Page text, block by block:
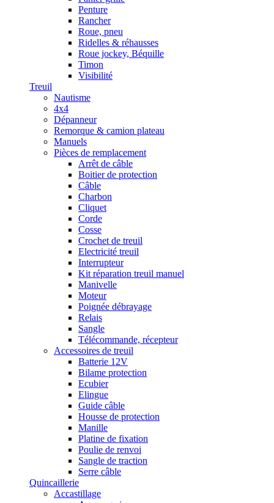
Penture
Rancher
Roue, pneu
Ridelles & réhausses
Roue jockey, Béquille
Timon
Visibilité
Treuil
Nautisme
4x4
Dépanneur
Remorque & camion plateau
Manuels
Pièces de remplacement
Arrêt de câble
Boitier de protection
Câble
Charbon
Cliquet
Corde
Cosse
Crochet de treuil
Electricité treuil
Interrupteur
Kit réparation treuil manuel
Manivelle
Moteur
Poignée débrayage
Relais
Sangle
Télécommande, récepteur
Accessoires de treuil
Batterie 12V
Bilame protection
Ecubier
Elingue
Guide câble
Housse de protection
Manille
Platine de fixation
Poulie de renvoi
Sangle de traction
Serre câble
Quincaillerie
Accastillage